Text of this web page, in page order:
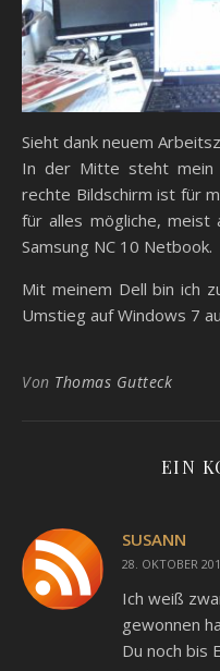
Sieht dank neuem
In der Mitte steht mein
rechte Bildschirm ist für
für alles mögliche, meist
Samsung NC 10 Netbook.
Mit meinem Dell bin ich
Umstieg auf Windows 7
Von Thomas Gutteck
EIN
SUSANN
28. OKTOBER
Ich weiß
gewonnen
Du noch bis